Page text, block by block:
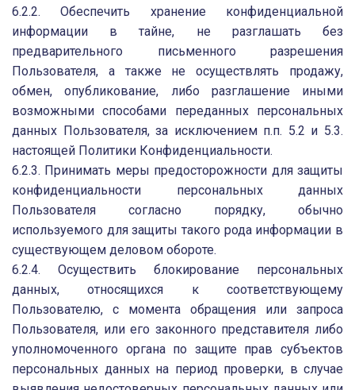
6.2.2. Обеспечить хранение конфиденциальной
информации в тайне, не разглашать без
предварительного письменного разрешения
Пользователя, а также не осуществлять продажу,
обмен, опубликование, либо разглашение иными
возможными способами переданных персональных
данных Пользователя, за исключением п.п. 5.2 и 5.3.
настоящей Политики Конфиденциальности.
6.2.3. Принимать меры предосторожности для защиты
конфиденциальности персональных данных
Пользователя согласно порядку, обычно
используемого для защиты такого рода информации в
существующем деловом обороте.
6.2.4. Осуществить блокирование персональных
данных, относящихся к соответствующему
Пользователю, с момента обращения или запроса
Пользователя, или его законного представителя либо
уполномоченного органа по защите прав субъектов
персональных данных на период проверки, в случае